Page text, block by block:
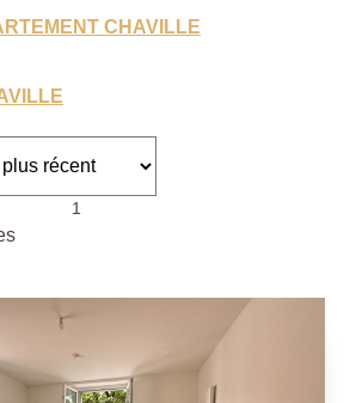
CHAVILLE
1